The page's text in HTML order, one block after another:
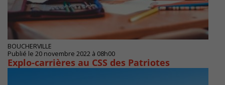
BOUCHERVILLE
Publié le 20 novembre 2022 à 08h00
Explo-carrières au CSS des Patriotes